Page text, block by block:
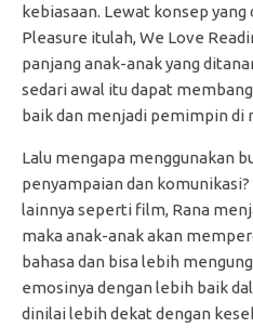
kebiasaan. Lewat konsep
Pleasure itulah, We Love
panjang anak-anak yang
sedari awal itu dapat
baik dan menjadi pemimpin di
Lalu mengapa menggunakan
penyampaian dan
lainnya seperti film, Rana
maka anak-anak akan
bahasa dan bisa lebih
emosinya dengan lebih baik
dinilai lebih dekat dengan